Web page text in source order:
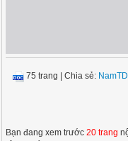
75 trang |Chia sẻ:
Bạn đang xem trước20 trang